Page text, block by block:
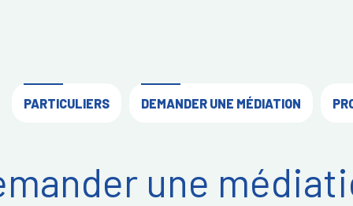
PARTICULIERS DEMANDER UNE MÉDIATION
une